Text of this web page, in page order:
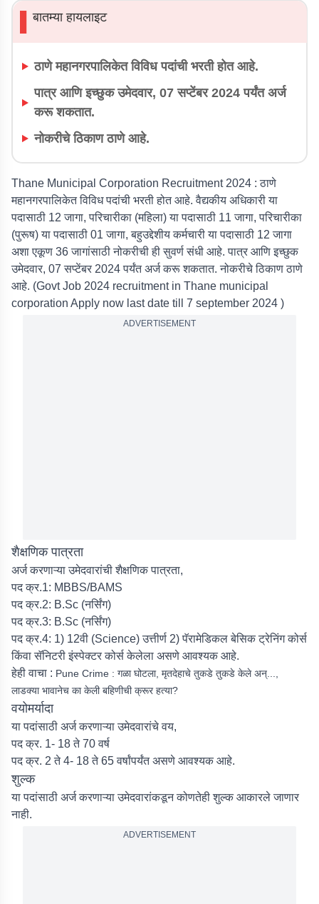
▌बातम्या हायलाइट
ठाणे महानगरपालिकेत विविध पदांची भरती होत आहे.
पात्र आणि इच्छुक उमेदवार, 07 सप्टेंबर 2024 पर्यंत अर्ज
करू शकतात.
नोकरीचे ठिकाण ठाणे आहे.
Thane Municipal Corporation Recruitment 2024 : ठाणे
महानगरपालिकेत विविध पदांची भरती होत आहे. वैद्यकीय अधिकारी या
पदासाठी 12 जागा, परिचारीका (महिला) या पदासाठी 11 जागा, परिचारीका
(पुरूष) या पदासाठी 01 जागा, बहुउद्देशीय कर्मचारी या पदासाठी 12 जागा
अशा एकूण 36 जागांसाठी नोकरीची ही सुवर्ण संधी आहे. पात्र आणि इच्छुक
उमेदवार, 07 सप्टेंबर 2024 पर्यंत अर्ज करू शकतात. नोकरीचे ठिकाण ठाणे
आहे. (Govt Job 2024 recruitment in Thane municipal
corporation Apply now last date till 7 september 2024 )
ADVERTISEMENT
शैक्षणिक पात्रता
अर्ज करणाऱ्या उमेदवारांची शैक्षणिक पात्रता,
पद क्र.1: MBBS/BAMS
पद क्र.2: B.Sc (नर्सिंग)
पद क्र.3: B.Sc (नर्सिंग)
पद क्र.4: 1) 12वी (Science) उत्तीर्ण 2) पॅरामेडिकल बेसिक ट्रेनिंग कोर्स
किंवा सॅनिटरी इंस्पेक्टर कोर्स केलेला असणे आवश्यक आहे.
हेही वाचा : Pune Crime : गळा घोटला, मृतदेहाचे तुकडे तुकडे केले अन्...,
लाडक्या भावानेच का केली बहिणीची क्रूर हत्या?
वयोमर्यादा
या पदांसाठी अर्ज करणाऱ्या उमेदवारांचे वय,
पद क्र. 1- 18 ते 70 वर्ष
पद क्र. 2 ते 4- 18 ते 65 वर्षांपर्यंत असणे आवश्यक आहे.
शुल्क
या पदांसाठी अर्ज करणाऱ्या उमेदवारांकडून कोणतेही शुल्क आकारले जाणार
नाही.
ADVERTISEMENT